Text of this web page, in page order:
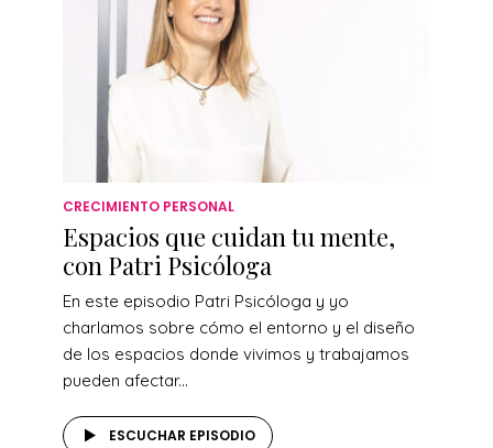
CRECIMIENTO PERSONAL
Espacios que cuidan tu mente,
con Patri Psicóloga
En este episodio Patri Psicóloga y yo
charlamos sobre cómo el entorno y el diseño
de los espacios donde vivimos y trabajamos
pueden afectar...
ESCUCHAR EPISODIO